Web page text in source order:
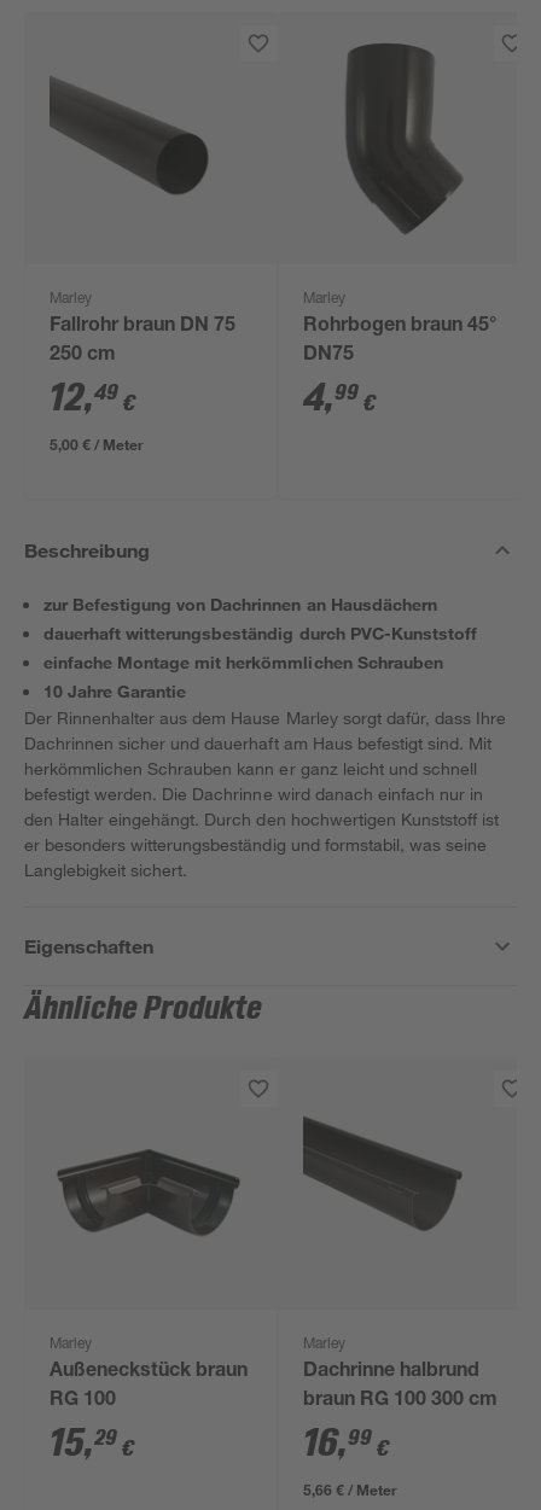
Marley
Fallrohr braun DN 75
250 cm
12,49 €
5,00 € / Meter
Marley
Rohrbogen braun 45°
DN75
4,99 €
Beschreibung
zur Befestigung von Dachrinnen an Hausdächern
dauerhaft witterungsbeständig durch PVC-Kunststoff
einfache Montage mit herkömmlichen Schrauben
10 Jahre Garantie
Der Rinnenhalter aus dem Hause Marley sorgt dafür, dass Ihre
Dachrinnen sicher und dauerhaft am Haus befestigt sind. Mit
herkömmlichen Schrauben kann er ganz leicht und schnell
befestigt werden. Die Dachrinne wird danach einfach nur in
den Halter eingehängt. Durch den hochwertigen Kunststoff ist
er besonders witterungsbeständig und formstabil, was seine
Langlebigkeit sichert.
Eigenschaften
Ähnliche Produkte
Marley
Außeneckstück braun
RG 100
15,29 €
Marley
Dachrinne halbrund
braun RG 100 300 cm
16,99 €
5,66 € / Meter